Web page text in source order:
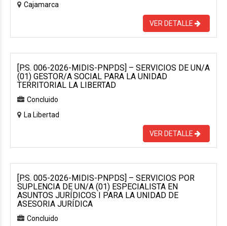
Cajamarca
VER DETALLE
[P.S. 006-2026-MIDIS-PNPDS] – SERVICIOS DE UN/A
(01) GESTOR/A SOCIAL PARA LA UNIDAD
TERRITORIAL LA LIBERTAD
Concluido
La Libertad
VER DETALLE
[P.S. 005-2026-MIDIS-PNPDS] – SERVICIOS POR
SUPLENCIA DE UN/A (01) ESPECIALISTA EN
ASUNTOS JURÍDICOS I PARA LA UNIDAD DE
ASESORIA JURÍDICA
Concluido